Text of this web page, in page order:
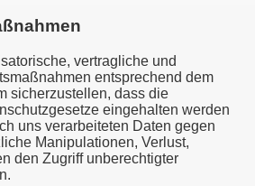
vertragliche und
entsprechend dem
sicherzustellen, dass die
eingehalten werden
uns verarbeiteten Daten gegen
Manipulationen, Verlust,
den Zugriff unberechtigter